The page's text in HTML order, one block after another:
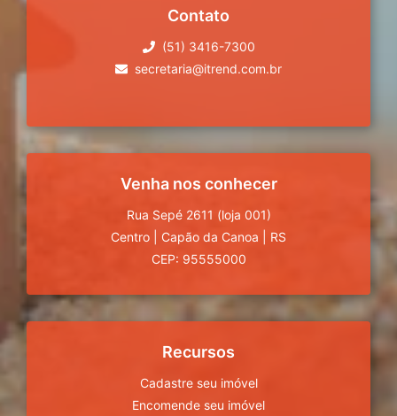
Contato
(51) 3416-7300
secretaria@itrend.com.br
Venha nos conhecer
Rua Sepé 2611 (loja 001)
Centro
Capão da Canoa
RS
CEP: 95555000
Recursos
Cadastre seu imóvel
Encomende seu imóvel